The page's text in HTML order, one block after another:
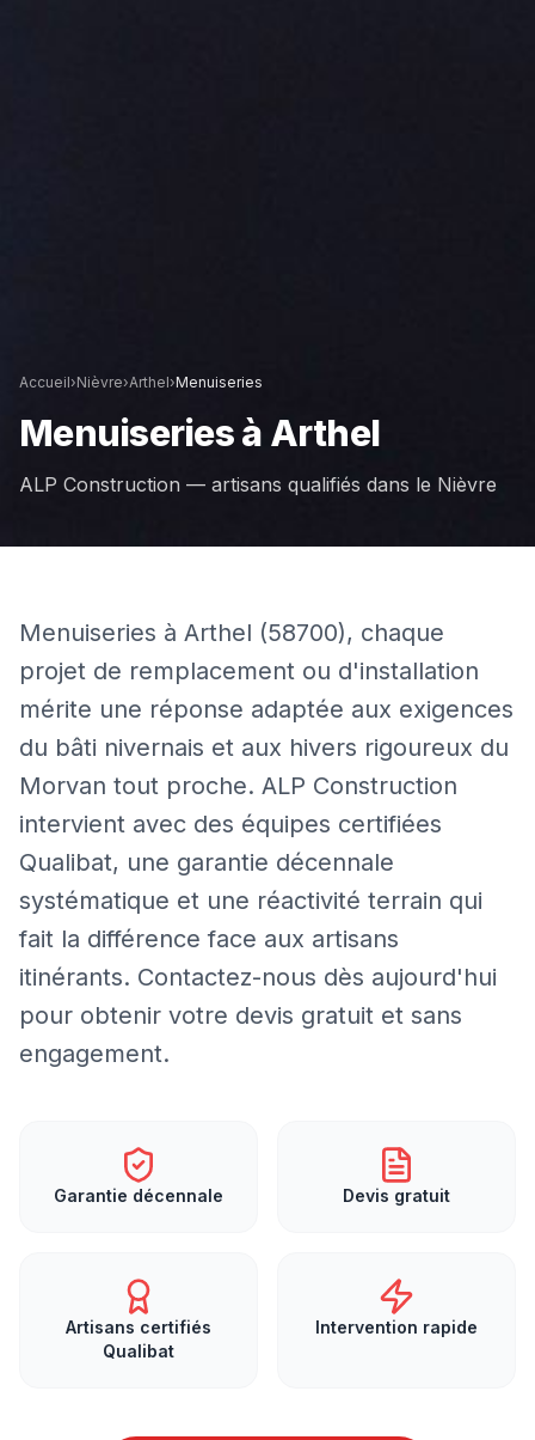
Accueil›Nièvre›Arthel›Menuiseries
Menuiseriesà Arthel
ALP Construction — artisans qualifiés dans le Nièvre
Menuiseries à Arthel (58700), chaque
projet de remplacement ou d'installation
mérite une réponse adaptée aux exigences
du bâti nivernais et aux hivers rigoureux du
Morvan tout proche. ALP Construction
intervient avec des équipes certifiées
Qualibat, une garantie décennale
systématique et une réactivité terrain qui
fait la différence face aux artisans
itinérants. Contactez-nous dès aujourd'hui
pour obtenir votre devis gratuit et sans
engagement.
Garantie décennale Devis gratuit
Artisans certifiés
Qualibat
Intervention rapide